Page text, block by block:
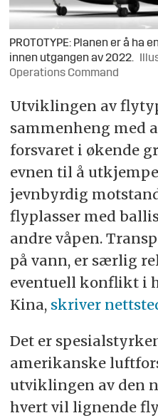
PROTOTYPE: Planen er å
innen utgangen av 2022.
Operations Command
Utviklingen av
sammenheng med
forsvaret i økende
evnen til å
jevnbyrdig
flyplasser med
andre våpen.
på vann, er særlig
eventuell konflikt i
Kina, skriver
Det er
amerikanske
utviklingen av den
hvert vil lignende